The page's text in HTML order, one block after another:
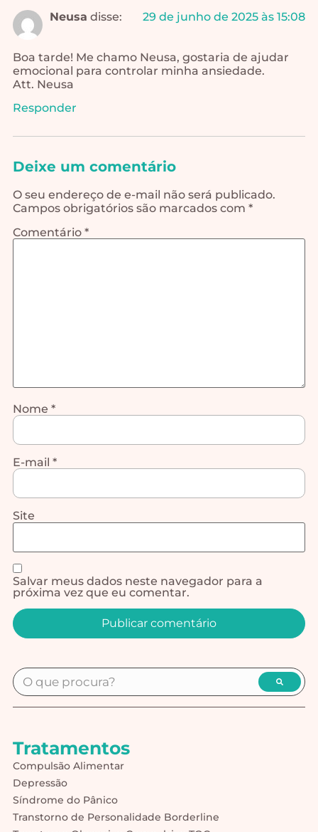
Neusa disse: 29 de junho de 2025 às 15:08
Boa tarde! Me chamo Neusa, gostaria de ajudar
emocional para controlar minha ansiedade.
Att. Neusa
Responder
Deixe um comentário
O seu endereço de e-mail não será publicado.
Campos obrigatórios são marcados com *
Comentário *
Nome *
E-mail *
Site
Salvar meus dados neste navegador para a
próxima vez que eu comentar.
Tratamentos
Compulsão Alimentar
Depressão
Síndrome do Pânico
Transtorno de Personalidade Borderline